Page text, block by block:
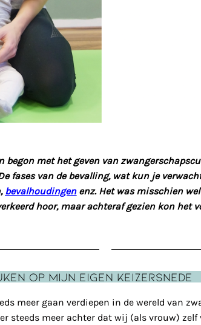
begon met het geven van
fases van de bevalling, wat kun je
bevalhoudingenenz. Het was misschien
hoor, maar achteraf gezien kon het
op mijn eigen keizersnede
meer gaan verdiepen in de wereld van
steeds meer achter dat wij (als vrouw) zelf